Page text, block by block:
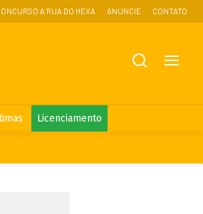
A RUA DO HEXA ANUNCIE CONTATO
Licenciamento